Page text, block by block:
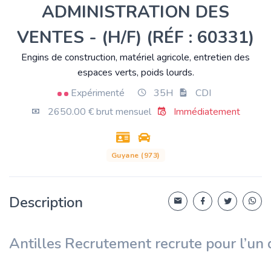
ADMINISTRATION DES
VENTES - (H/F) (RÉF : 60331)
Engins de construction, matériel agricole, entretien des
espaces verts, poids lourds.
Expérimenté
35H
CDI
2650.00 € brut mensuel
Immédiatement
Guyane (973)
Description
Antilles Recrutement recrute pour l’un